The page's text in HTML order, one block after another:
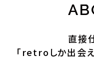
直接
「retroしか出会